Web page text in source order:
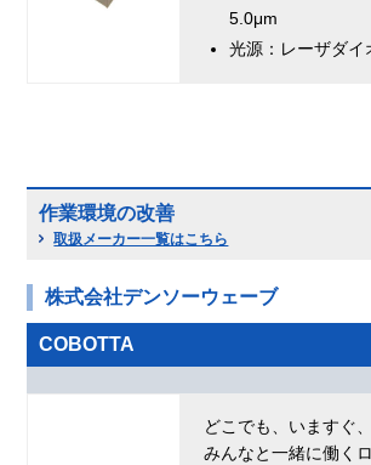
5.0μm
光源：レーザダイ
作業環境の改善
取扱メーカー一覧はこちら
株式会社デンソーウェーブ
COBOTTA
どこでも、いますぐ
みんなと一緒に働くロ